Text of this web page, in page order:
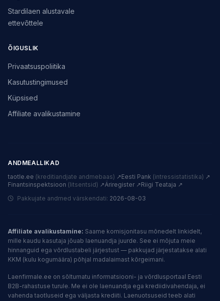
Stardilaen alustavale
ettevõttele
ÕIGUSLIK
Privaatsuspoliitika
Kasutustingimused
Küpsised
Affiliate avalikustamine
ANDMEALLIKAD
taotle.ee (kreditiandjate andmebaas) ↗Eesti Pank (intressistatistika) ↗
Finantsinspektsioon (litsentsid) ↗Äriregister ↗Riigi Teataja ↗
Pakkujate andmed värskendati: 2026-08-03
Affiliate avalikustamine: Saame komisjonitasu mõnedelt linkidelt,
mille kaudu kasutaja jõuab laenuandja juurde. See ei mõjuta meie
hinnanguid ega võrdlustabeli järjestust — pakkujad järjestatakse alati
KKM (kulu kogumäära) põhjal madalaimast kõrgeimani.
Laenfirmale.ee on sõltumatu informatsiooni- ja võrdlusportaal Eesti
B2B-rahastuse turule. Me ei ole laenuandja ega krediidivahendaja, ei
vahenda taotluseid ega väljasta krediiti. Laenuotsuseid teeb alati